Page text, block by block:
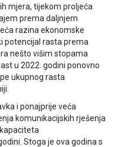
mjera, tijekom proljeća
prema daljnjem
razina ekonomske
potencijal rasta prema
nešto višim stopama
u 2022. godini ponovno
ukupnog rasta
i ponajprije veća
komunikacijskih rješenja
Stoga je ova godina s